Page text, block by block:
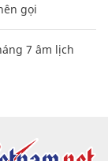
gọi
7 âm lịch